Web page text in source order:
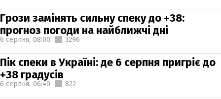
Грози замінять сильну спеку до +38:
прогноз погоди на найближчі дні
6 серпня, 08:00 3296
Пік спеки в Україні: де 6 серпня пригріє до
+38 градусів
6 серпня, 06:40 822